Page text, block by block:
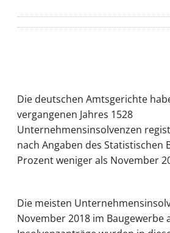
Die deutschen Amtsgerichte
vergangenen Jahres 1528
Unternehmensinsolvenzen
nach Angaben des Statistischen
Prozent weniger als November
Die meisten
November 2018 im Baugewerbe